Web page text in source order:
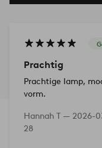
Prachtig
Prachtige lamp,
vorm.
Hannah T — 2026-
28